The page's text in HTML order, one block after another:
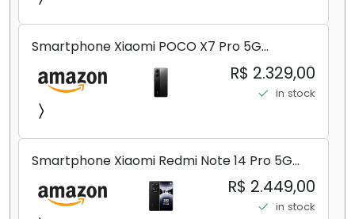
Smartphone Xiaomi POCO X7 Pro 5G
8+256GB/12+256GB/12+512GB
R$ 2.329,00
in stock
Smartphone Xiaomi Redmi Note 14 Pro 5G
Midnight Black (Preto) 12GB RAM 512GB ROM
NFC [ 24090RA29G ]
R$ 2.449,00
in stock